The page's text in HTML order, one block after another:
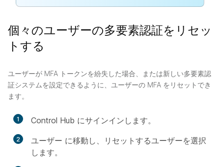
個々のユーザーの多要素認証をリセッ
トする
ユーザーが MFA トークンを紛失した場合、または新しい多要素認
証システムを設定できるように、ユーザーの MFA をリセットでき
ます。
1 Control Hub にサインインします。
2 ユーザー に移動し、リセットするユーザーを選択
します。